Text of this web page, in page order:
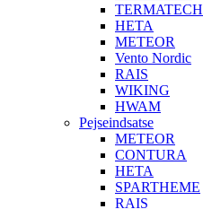
TERMATECH
HETA
METEOR
Vento Nordic
RAIS
WIKING
HWAM
Pejseindsatse
METEOR
CONTURA
HETA
SPARTHEME
RAIS